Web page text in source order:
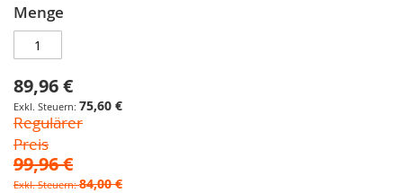
Menge
Sonderpreis
89,96 €
75,60 €
Regulärer
Preis
99,96 €
84,00 €